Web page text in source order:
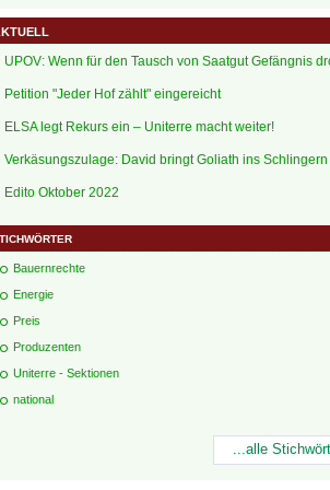
UPOV: Wenn für den Tausch von Saatgut Gefängnis
Petition "Jeder Hof zählt" eingereicht
ELSA legt Rekurs ein – Uniterre macht weiter!
Verkäsungszulage: David bringt Goliath ins Schlingern
Edito Oktober 2022
Bauernrechte
Energie
Preis
Produzenten
Uniterre - Sektionen
national
...alle